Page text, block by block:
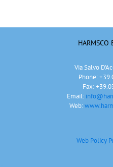
HARMSCO
Via Salvo
Phone:
Fax:
Email:
Web:
Web Policy